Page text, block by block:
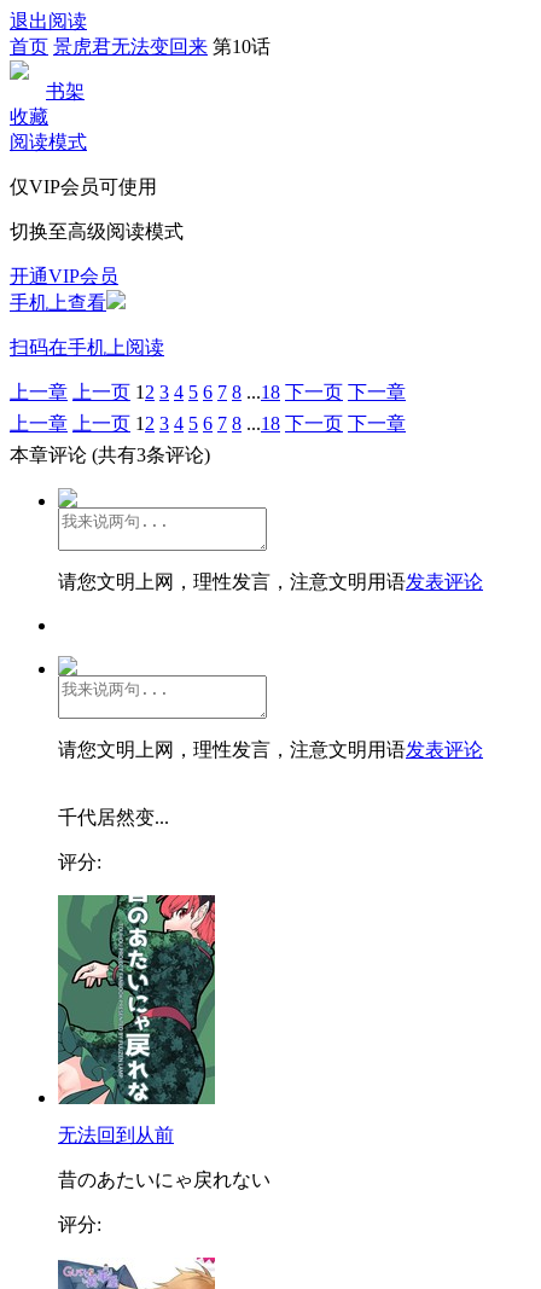
退出阅读
首页 景虎君无法变回来 第10话
书架
收藏
阅读模式
仅VIP会员可使用
切换至高级阅读模式
开通VIP会员
手机上查看
扫码在手机上阅读
上一章 上一页 1 2 3 4 5 6 7 8 ...18 下一页 下一章
上一章
上一页 1 2 3 4 5 6 7 8 ...18 下一页 下一章
本章评论 (共有3条评论)
请您文明上网，理性发言，注意文明用语发表评论
请您文明上网，理性发言，注意文明用语发表评论
千代居然变...
评分:
无法回到从前
昔のあたいにゃ戻れない
评分: